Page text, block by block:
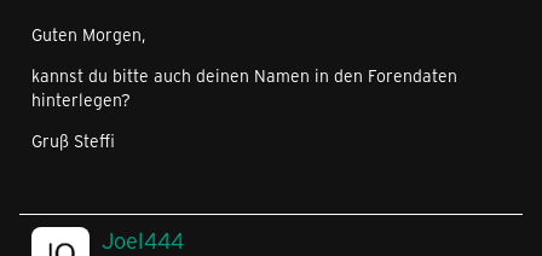
Guten Morgen,
kannst du bitte auch deinen Namen in den Forendaten
hinterlegen?
Gruß Steffi
Joel444